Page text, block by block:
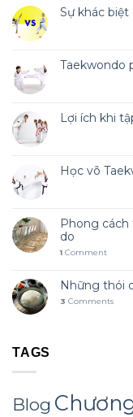
Sự khác biệt
Taekwondo
Lợi ích khi
Học võ
Phong
do
1 Comment
Những thói
3 Comments
TAGS
Blog